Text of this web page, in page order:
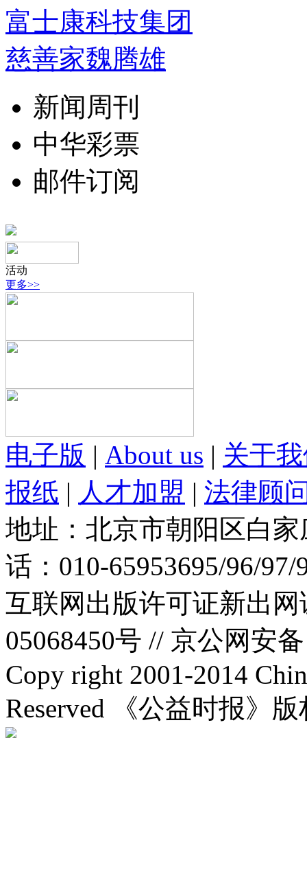
富士康科技集团
慈善家魏腾雄
新闻周刊
中华彩票
邮件订阅
活动
更多>>
电子版 | About us | 关于
报纸 | 人才加盟 | 法律顾
地址：北京市朝阳区白
话：010-65953695/96/
互联网出版许可证新出
05068450号 // 京公网安
Copy right 2001-2014
Reserved 《公益时报》